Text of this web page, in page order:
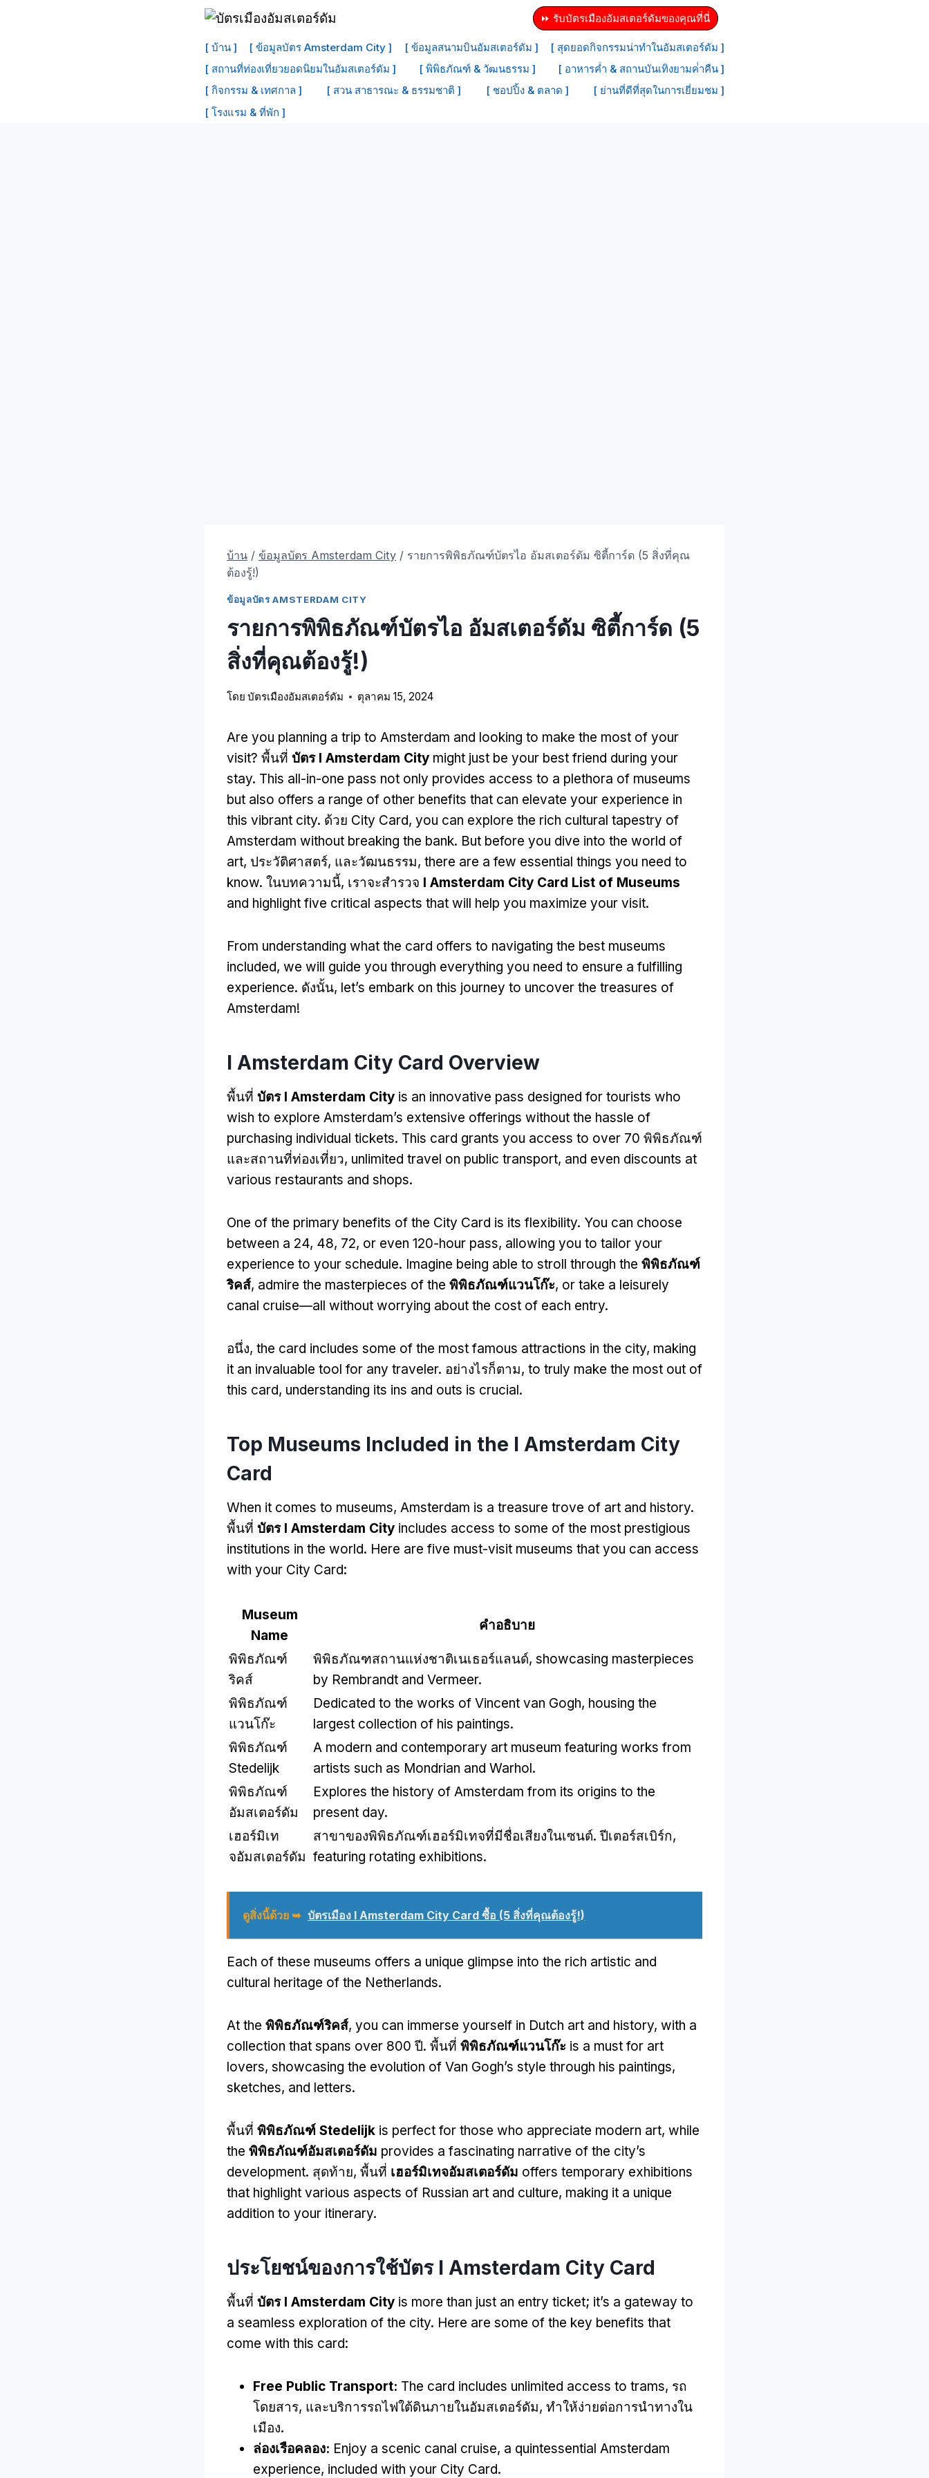
⏩ รับบัตรเมืองอัมสเตอร์ดัมของคุณที่นี่
[ บ้าน ] [ ข้อมูลบัตร Amsterdam City ] [ ข้อมูลสนามบินอัมสเตอร์ดัม ]
[ สุดยอดกิจกรรมน่าทําในอัมสเตอร์ดัม ]
[ สถานที่ท่องเที่ยวยอดนิยมในอัมสเตอร์ดัม ]
[ พิพิธภัณฑ์ & วัฒนธรรม ]
[ อาหารค่ำ & สถานบันเทิงยามค่ําคืน ]
[ กิจกรรม & เทศกาล ]
[ สวน สาธารณะ & ธรรมชาติ ] [ ชอปปิ้ง & ตลาด ]
[ ย่านที่ดีที่สุดในการเยี่ยมชม ]
[ โรงแรม & ที่พัก ]
บ้าน / ข้อมูลบัตร Amsterdam City / รายการพิพิธภัณฑ์บัตรไอ อัมสเตอร์ดัม ซิตี้การ์ด (5 สิ่งที่คุณ
ต้องรู้!)
ข้อมูลบัตร AMSTERDAM CITY
รายการพิพิธภัณฑ์บัตรไอ อัมสเตอร์ดัม ซิตี้การ์ด (5
สิ่งที่คุณต้องรู้!)
โดย บัตรเมืองอัมสเตอร์ดัม ตุลาคม 15, 2024
Are you planning a trip to Amsterdam and looking to make the most of your
visit? พื้นที่ บัตร I Amsterdam City might just be your best friend during your
stay. This all-in-one pass not only provides access to a plethora of museums
but also offers a range of other benefits that can elevate your experience in
this vibrant city. ด้วย City Card, you can explore the rich cultural tapestry of
Amsterdam without breaking the bank. But before you dive into the world of
art, ประวัติศาสตร์, และวัฒนธรรม, there are a few essential things you need to
know. ในบทความนี้, เราจะสำรวจ I Amsterdam City Card List of Museums
and highlight five critical aspects that will help you maximize your visit.
From understanding what the card offers to navigating the best museums
included, we will guide you through everything you need to ensure a fulfilling
experience. ดังนั้น, let’s embark on this journey to uncover the treasures of
Amsterdam!
I Amsterdam City Card Overview
พื้นที่ บัตร I Amsterdam City is an innovative pass designed for tourists who
wish to explore Amsterdam’s extensive offerings without the hassle of
purchasing individual tickets. This card grants you access to over 70 พิพิธภัณฑ์
และสถานที่ท่องเที่ยว, unlimited travel on public transport, and even discounts at
various restaurants and shops.
One of the primary benefits of the City Card is its flexibility. You can choose
between a 24, 48, 72, or even 120-hour pass, allowing you to tailor your
experience to your schedule. Imagine being able to stroll through the พิพิธภัณฑ์
ริคส์, admire the masterpieces of the พิพิธภัณฑ์แวนโก๊ะ, or take a leisurely
canal cruise—all without worrying about the cost of each entry.
อนึ่ง, the card includes some of the most famous attractions in the city, making
it an invaluable tool for any traveler. อย่างไรก็ตาม, to truly make the most out of
this card, understanding its ins and outs is crucial.
Top Museums Included in the I Amsterdam City
Card
When it comes to museums, Amsterdam is a treasure trove of art and history.
พื้นที่ บัตร I Amsterdam City includes access to some of the most prestigious
institutions in the world. Here are five must-visit museums that you can access
with your City Card:
Museum
Name
คำอธิบาย
พิพิธภัณฑ์
ริคส์
พิพิธภัณฑสถานแห่งชาติเนเธอร์แลนด์, showcasing masterpieces
by Rembrandt and Vermeer.
พิพิธภัณฑ์
แวนโก๊ะ
Dedicated to the works of Vincent van Gogh, housing the
largest collection of his paintings.
พิพิธภัณฑ์
Stedelijk
A modern and contemporary art museum featuring works from
artists such as Mondrian and Warhol.
พิพิธภัณฑ์
อัมสเตอร์ดัม
Explores the history of Amsterdam from its origins to the
present day.
เฮอร์มิเท
จอัมสเตอร์ดัม
สาขาของพิพิธภัณฑ์เฮอร์มิเทจที่มีชื่อเสียงในเซนต์. ปีเตอร์สเบิร์ก,
featuring rotating exhibitions.
ดูสิ่งนี้ด้วย ➥ บัตรเมือง I Amsterdam City Card ซื้อ (5 สิ่งที่คุณต้องรู้!)
Each of these museums offers a unique glimpse into the rich artistic and
cultural heritage of the Netherlands.
At the พิพิธภัณฑ์ริคส์, you can immerse yourself in Dutch art and history, with a
collection that spans over 800 ปี. พื้นที่ พิพิธภัณฑ์แวนโก๊ะ is a must for art
lovers, showcasing the evolution of Van Gogh’s style through his paintings,
sketches, and letters.
พื้นที่ พิพิธภัณฑ์ Stedelijk is perfect for those who appreciate modern art, while
the พิพิธภัณฑ์อัมสเตอร์ดัม provides a fascinating narrative of the city’s
development. สุดท้าย, พื้นที่ เฮอร์มิเทจอัมสเตอร์ดัม offers temporary exhibitions
that highlight various aspects of Russian art and culture, making it a unique
addition to your itinerary.
ประโยชน์ของการใช้บัตร I Amsterdam City Card
พื้นที่ บัตร I Amsterdam City is more than just an entry ticket; it’s a gateway to
a seamless exploration of the city. Here are some of the key benefits that
come with this card:
Free Public Transport: The card includes unlimited access to trams, รถ
โดยสาร, และบริการรถไฟใต้ดินภายในอัมสเตอร์ดัม, ทําให้ง่ายต่อการนําทางใน
เมือง.
ล่องเรือคลอง: Enjoy a scenic canal cruise, a quintessential Amsterdam
experience, included with your City Card.